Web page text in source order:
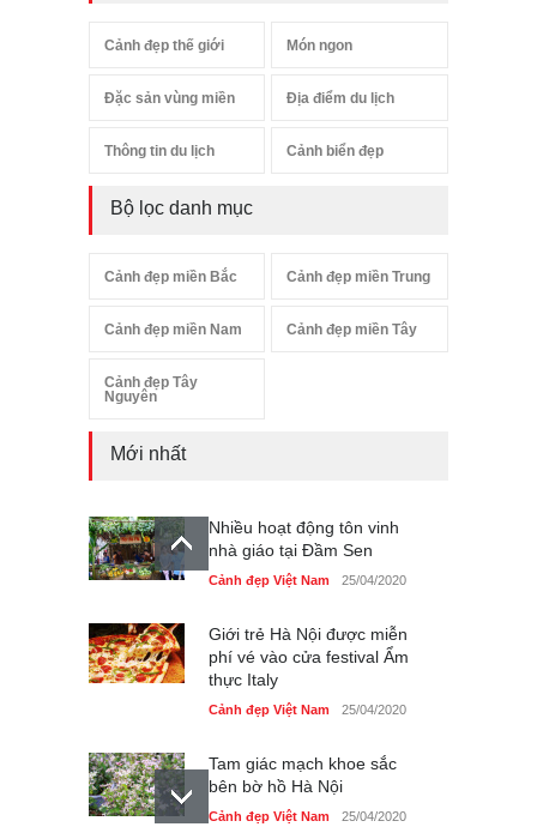
Cảnh đẹp thế giới Món ngon
Đặc sản vùng miền Địa điểm du lịch
Thông tin du lịch Cảnh biển đẹp
Bộ lọc danh mục
Cảnh đẹp miền Bắc Cảnh đẹp miền Trung
Cảnh đẹp miền Nam Cảnh đẹp miền Tây
Cảnh đẹp Tây
Nguyên
Mới nhất
Nhiều hoạt động tôn vinh
nhà giáo tại Đầm Sen
Cảnh đẹp Việt Nam 25/04/2020
Giới trẻ Hà Nội được miễn
phí vé vào cửa festival Ẩm
thực Italy
Cảnh đẹp Việt Nam 25/04/2020
Tam giác mạch khoe sắc
bên bờ hồ Hà Nội
Cảnh đẹp Việt Nam 25/04/2020